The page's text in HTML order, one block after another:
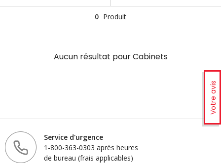
Votre avis
0 Produit
Aucun résultat pourCabinets
Service d'urgence
1-800-363-0303 après heures
de bureau (frais applicables)